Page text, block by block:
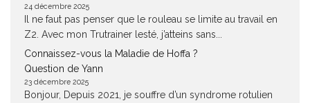
24 décembre 2025
Il ne faut pas penser que le rouleau se limite au travail en
Z2. Avec mon Trutrainer lesté, j’atteins sans...
Connaissez-vous la Maladie de Hoffa ?
Question de Yann
23 décembre 2025
Bonjour, Depuis 2021, je souffre d’un syndrome rotulien